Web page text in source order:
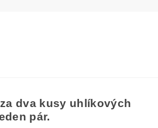
dva kusy uhlíkových
pár.